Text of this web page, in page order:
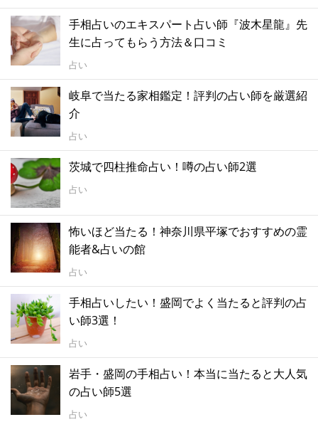
手相占いのエキスパート占い師『波木星龍』先
生に占ってもらう方法＆口コミ
占い
岐阜で当たる家相鑑定！評判の占い師を厳選紹
介
占い
茨城で四柱推命占い！噂の占い師2選
占い
怖いほど当たる！神奈川県平塚でおすすめの霊
能者&占いの館
占い
手相占いしたい！盛岡でよく当たると評判の占
い師3選！
占い
岩手・盛岡の手相占い！本当に当たると大人気
の占い師5選
占い